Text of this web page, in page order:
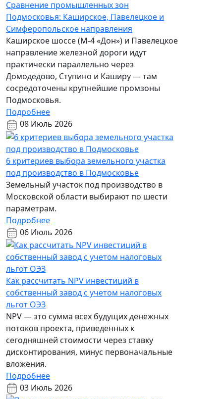
Сравнение промышленных зон
Подмосковья: Каширское, Павелецкое и
Симферопольское направления
Каширское шоссе (М-4 «Дон») и Павелецкое
направление железной дороги идут
практически параллельно через
Домодедово, Ступино и Каширу — там
сосредоточены крупнейшие промзоны
Подмосковья.
Подробнее
08 Июль 2026
6 критериев выбора земельного участка
под производство в Подмосковье
Земельный участок под производство в
Московской области выбирают по шести
параметрам.
Подробнее
06 Июль 2026
Как рассчитать NPV инвестиций в
собственный завод с учетом налоговых
льгот ОЭЗ
NPV — это сумма всех будущих денежных
потоков проекта, приведенных к
сегодняшней стоимости через ставку
дисконтирования, минус первоначальные
вложения.
Подробнее
03 Июль 2026